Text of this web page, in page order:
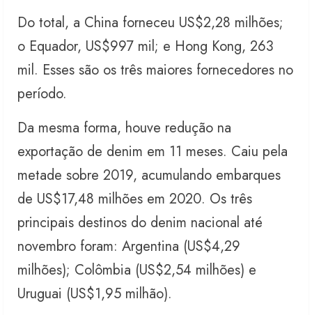
Do total, a China forneceu US$2,28 milhões;
o Equador, US$997 mil; e Hong Kong, 263
mil. Esses são os três maiores fornecedores no
período.
Da mesma forma, houve redução na
exportação de denim em 11 meses. Caiu pela
metade sobre 2019, acumulando embarques
de US$17,48 milhões em 2020. Os três
principais destinos do denim nacional até
novembro foram: Argentina (US$4,29
milhões); Colômbia (US$2,54 milhões) e
Uruguai (US$1,95 milhão).